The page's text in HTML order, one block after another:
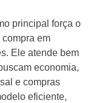
principal força o
compra em
Ele atende bem
economia,
e compras
eficiente,